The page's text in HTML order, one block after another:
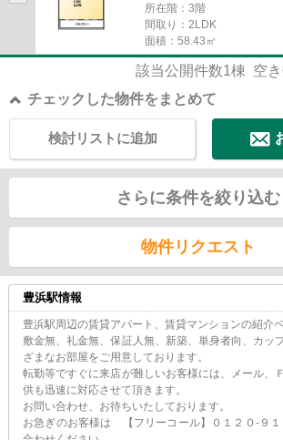
所在階：3階
間取り：2LDK
面積：58.43㎡
該当公開件数1棟 空
チェックした物件をまとめて
検討リストに追加
さらに条件を絞り込む
物件リクエスト
豊浜駅情報
豊浜駅周辺の賃貸アパート、賃貸マンションの紹介ペ
敷金無、礼金無、保証人無、新築、単身者向、カッ
ざまなお部屋をご用意しております。
転勤等ですぐに来店が難しいお客様には、メール、
供も迅速に対応させて頂きます。
お問い合わせ、お待ちいたしております。
お急ぎのお客様は 【フリーコール】０１２０-９